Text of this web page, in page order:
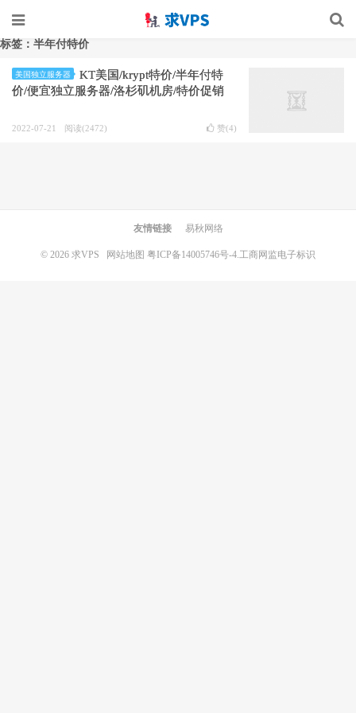
标签：半年付特价
美国独立服务器
KT美国/krypt特价/半年付特
价/便宜独立服务器/洛杉矶机房/特价促销
2022-07-21 阅读(2472) 赞(4)
友情链接 易秋网络
© 2026 求VPS 网站地图 粤ICP备14005746号-4.工商网监电子标识